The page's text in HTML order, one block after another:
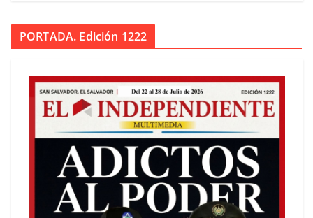
PORTADA. Edición 1222